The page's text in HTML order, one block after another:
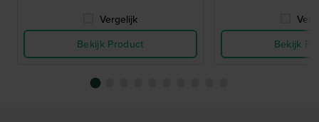
Vergelijk
Bekijk Product
Bekijk